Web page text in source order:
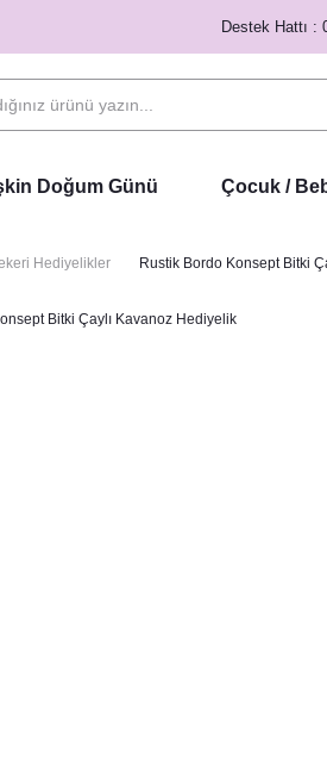
Destek Hattı :
Doğum Günü Çocuk /
Hediyelikler Rustik Bordo Konsept Bitki